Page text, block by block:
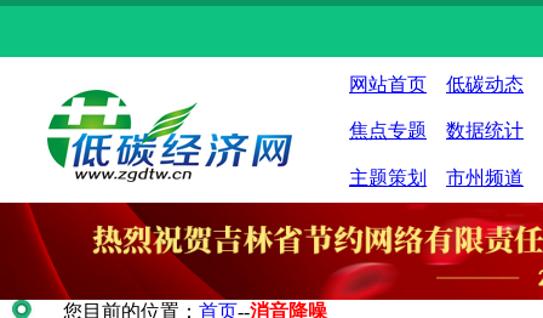
网站首页 低碳动态
焦点专题 数据统计
主题策划 市州频道
您目前的位置： 首页--消音降噪